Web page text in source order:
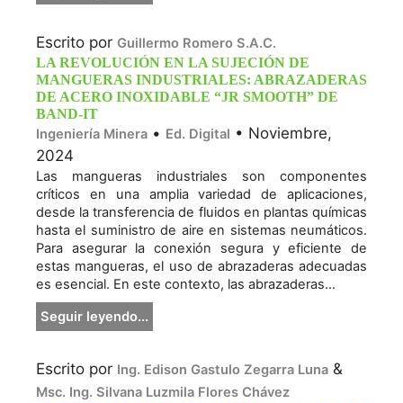
Escrito por Guillermo Romero S.A.C.
LA REVOLUCIÓN EN LA SUJECIÓN DE
MANGUERAS INDUSTRIALES: ABRAZADERAS
DE ACERO INOXIDABLE “JR SMOOTH” DE
BAND-IT
Ingeniería Minera • Ed. Digital • Noviembre,
2024
Las mangueras industriales son componentes
críticos en una amplia variedad de aplicaciones,
desde la transferencia de fluidos en plantas químicas
hasta el suministro de aire en sistemas neumáticos.
Para asegurar la conexión segura y eficiente de
estas mangueras, el uso de abrazaderas adecuadas
es esencial. En este contexto, las abrazaderas...
Seguir leyendo...
Escrito por Ing. Edison Gastulo Zegarra Luna &
Msc. Ing. Silvana Luzmila Flores Chávez